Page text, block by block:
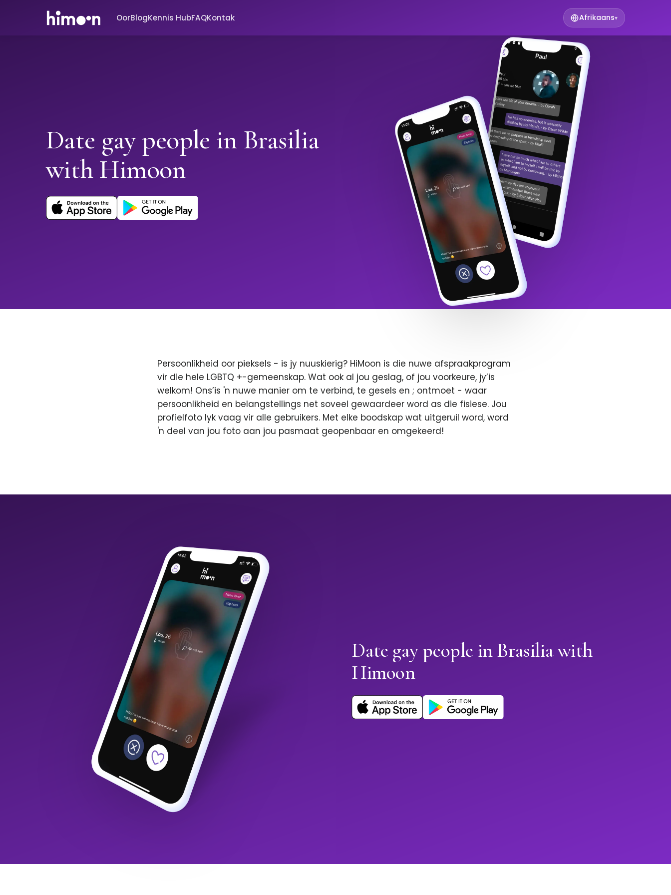
OorBlogKennis HubFAQKontak Afrikaans▾
Date gay people in Brasilia
with Himoon
Persoonlikheid oor pieksels - is jy nuuskierig? HiMoon is die nuwe afspraakprogram
vir die hele LGBTQ +-gemeenskap. Wat ook al jou geslag, of jou voorkeure, jy’is
welkom! Ons’is 'n nuwe manier om te verbind, te gesels en ; ontmoet - waar
persoonlikheid en belangstellings net soveel gewaardeer word as die fisiese. Jou
profielfoto lyk vaag vir alle gebruikers. Met elke boodskap wat uitgeruil word, word
'n deel van jou foto aan jou pasmaat geopenbaar en omgekeerd!
Date gay people in Brasilia with
Himoon